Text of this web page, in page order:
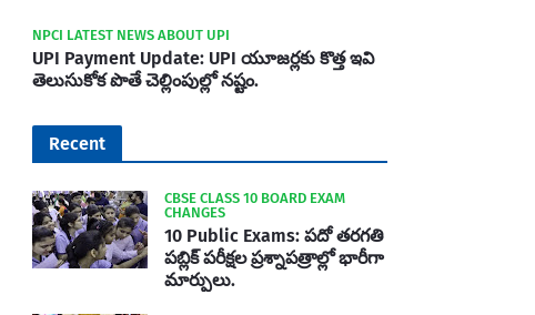
NPCI LATEST NEWS ABOUT UPI
UPI Payment Update: UPI యూజర్లకు కొత్త ఇవి
తెలుసుకోక పొతే చెల్లింపుల్లో నష్టం.
Recent
CBSE CLASS 10 BOARD EXAM
CHANGES
10 Public Exams: పదో తరగతి
పబ్లిక్‌ పరీక్షల ప్రశ్నాపత్రాల్లో భారీగా
మార్పులు.